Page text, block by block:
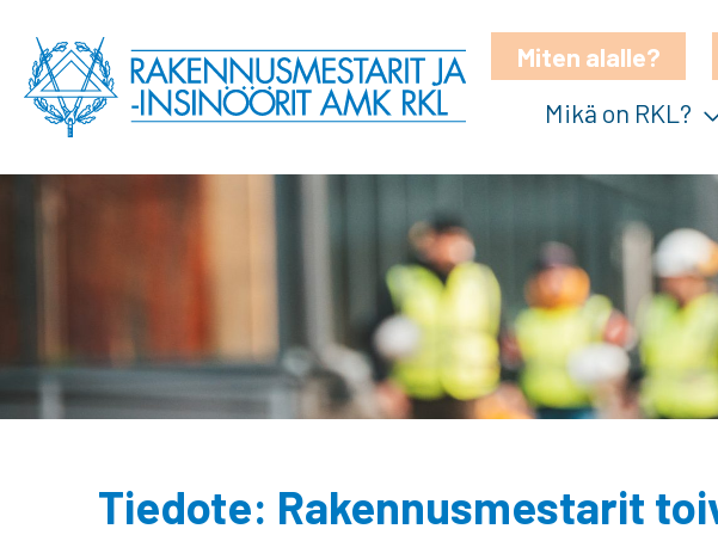
Miten alalle?
Mikä on RKL?
Tiedote: Rakennusmestarit